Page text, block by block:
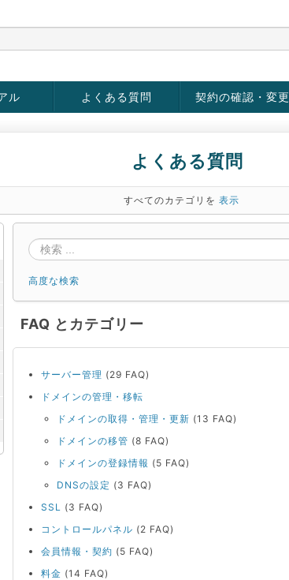
ル よくある質問 契約の確認・変更
よくある質問
すべてのカテゴリを 表示
高度な検索
FAQ とカテゴリー
サーバー管理 (29 FAQ)
ドメインの管理・移転
ドメインの取得・管理・更新 (13 FAQ)
ドメインの移管 (8 FAQ)
ドメインの登録情報 (5 FAQ)
DNSの設定 (3 FAQ)
SSL (3 FAQ)
コントロールパネル (2 FAQ)
会員情報・契約 (5 FAQ)
料金 (14 FAQ)